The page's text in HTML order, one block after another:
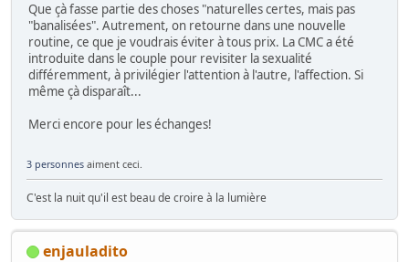
Que çà fasse partie des choses "naturelles certes, mais pas
"banalisées". Autrement, on retourne dans une nouvelle
routine, ce que je voudrais éviter à tous prix. La CMC a été
introduite dans le couple pour revisiter la sexualité
différemment, à privilégier l'attention à l'autre, l'affection. Si
même çà disparaît...
Merci encore pour les échanges!
3 personnes aiment ceci.
C'est la nuit qu'il est beau de croire à la lumière
enjauladito